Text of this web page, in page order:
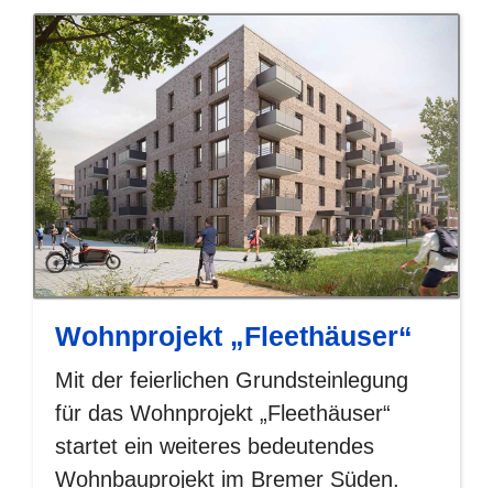
Wohnprojekt „Fleethäuser“
Mit der feierlichen Grundsteinlegung
für das Wohnprojekt „Fleethäuser“
startet ein weiteres bedeutendes
Wohnbauprojekt im Bremer Süden.